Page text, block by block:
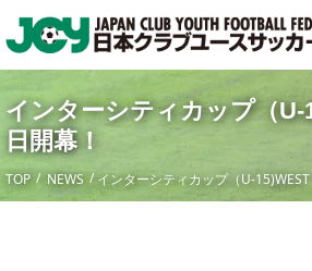
インターシティカップ（
日開幕！
TOP NEWS インターシティカップ（U-